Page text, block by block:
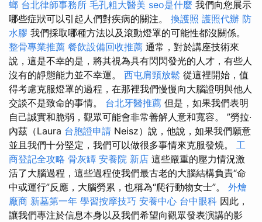
螂 台北律師事務所 毛孔粗大醫美 seo是什麼 我們向您展示
哪些症狀可以引起人們對疾病的關注。 換護照 護照代辦 防
水膠 我們採取哪種方法以及滾動燈罩的可能性都沒關係。
整骨專業推薦 餐飲設備回收推薦 通常，對於講座技術來
說，這是不幸的是，將其視為具有閃閃發光的人才，有些人
沒有的靜態能力並不幸運。 西屯肩頸放鬆 從這裡開始，值
得考慮克服燈罩的過程，在那裡我們慢慢向大腦證明與他人
交談不是致命的事情。 台北牙醫推薦 但是，如果我們表明
自己誠實和脆弱，觀眾可能會非常善解人意和寬容。 ”勞拉·
內茲（Laura 台胞證申請 Neisz）說，他說，如果我們願意
並且我們十分堅定，我們可以做很多事情來克服發燒。 工
商登記全攻略 骨灰罈 安養院 新店 這些嚴重的壓力情況激
活了大腦過程，這些過程使我們最古老的大腦結構負責“命
中或運行”反應，大腦勞累，也稱為“爬行動物女士”。 外燴
廠商 新墓第一年 學習按摩技巧 安養中心 台中眼科 因此，
讓我們專注於信息本身以及我們希望向觀眾發表演講的影